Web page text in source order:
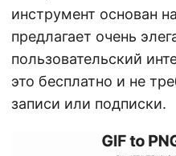
инструмент основан
предлагает очень
пользовательский
это бесплатно и не
записи или подписки.